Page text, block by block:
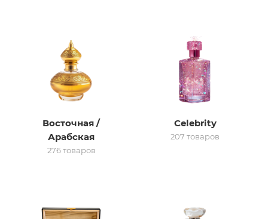
сертификатВосточная /
Арабская
276 товаров
Celebrity
207 товаров